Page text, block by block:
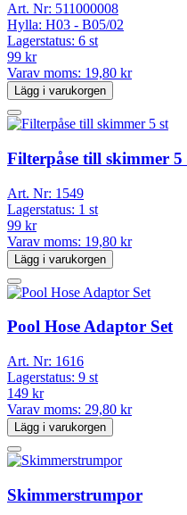
Art. Nr: 511000008
Hylla: H03 - B05/02
Lagerstatus: 6 st
99 kr
Varav moms: 19,80 kr
Lägg i varukorgen
Filterpåse till skimmer 5
Art. Nr: 1549
Lagerstatus: 1 st
99 kr
Varav moms: 19,80 kr
Lägg i varukorgen
Pool Hose Adaptor Set
Art. Nr: 1616
Lagerstatus: 9 st
149 kr
Varav moms: 29,80 kr
Lägg i varukorgen
Skimmerstrumpor